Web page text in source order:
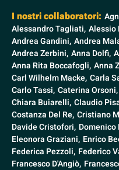
I nostri collaboratori:
Alessandro Tagliati,
Andrea Gandini, Andrea
Andrea Zerbini, Anna Dolfi,
Anna Rita Boccafogli, Anna
Carl Wilhelm Macke, Carla
Carlo Tassi, Caterina Orsoni,
Chiara Buiarelli, Claudio
Costanza Del Re, Cristiano
Davide Cristofori, Domenico
Eleonora Graziani, Enrico
Federica Pezzoli, Federico
Francesco D'Angiò,